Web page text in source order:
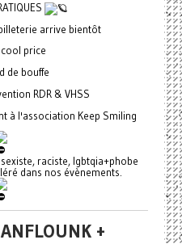
arrive bientôt
price
de bouffe
RDR & VHSS
à l'association Keep Smiling
raciste, lgbtqia+phobe
dans nos évènements.
+